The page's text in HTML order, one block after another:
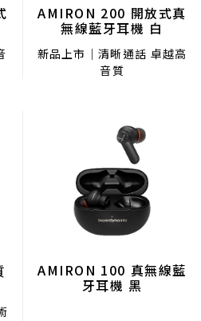
AMIRON 200 開放式真
無線藍牙耳機 白
新品上市｜清晰通話 卓越高
音質
AMIRON 100 真無線藍
牙耳機 黑